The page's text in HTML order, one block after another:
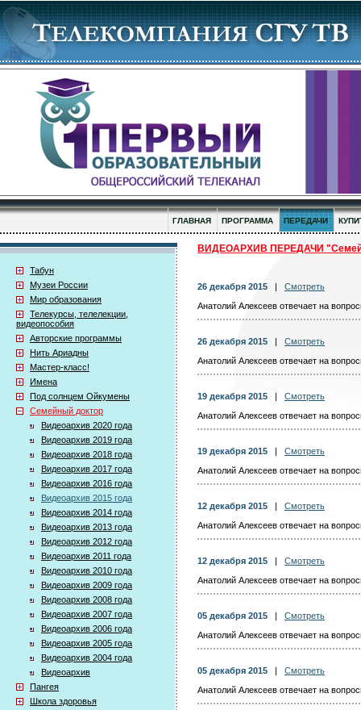
ГЛАВНАЯ ПРОГРАММА ПЕРЕДАЧИ
Табун
Музеи России
Мир образования
Телекурсы, телелекции,
видеопособия
Авторские программы
Нить Ариадны
Мастер-класс!
Имена
Под солнцем Ойкумены
Семейный доктор
Видеоархив 2020 года
Видеоархив 2019 года
Видеоархив 2018 года
Видеоархив 2017 года
Видеоархив 2016 года
Видеоархив 2015 года
Видеоархив 2014 года
Видеоархив 2013 года
Видеоархив 2012 года
Видеоархив 2011 года
Видеоархив 2010 года
Видеоархив 2009 года
Видеоархив 2008 года
Видеоархив 2007 года
Видеоархив 2006 года
Видеоархив 2005 года
Видеоархив 2004 года
Видеоархив
Пангея
Школа здоровья
ВИДЕОАРХИВ ПЕРЕДАЧИ
26 декабря 2015
Смотреть
Анатолий Алексеев отвечает на
26 декабря 2015
Смотреть
Анатолий Алексеев отвечает на
19 декабря 2015
Смотреть
Анатолий Алексеев отвечает на
19 декабря 2015
Смотреть
Анатолий Алексеев отвечает на
12 декабря 2015
Смотреть
Анатолий Алексеев отвечает на
12 декабря 2015
Смотреть
Анатолий Алексеев отвечает на
05 декабря 2015
Смотреть
Анатолий Алексеев отвечает на
05 декабря 2015
Смотреть
Анатолий Алексеев отвечает на